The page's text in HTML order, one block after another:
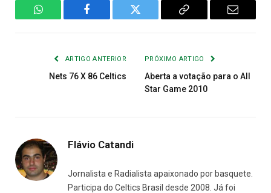
WhatsAppFacebook Twitter
Copiar
E-
ARTIGO ANTERIOR
Nets 76 X 86 Celtics
PRÓXIMO ARTIGO
Aberta a votação para o All
Star Game 2010
Flávio Catandi
Jornalista e Radialista apaixonado por basquete.
Participa do Celtics Brasil desde 2008. Já foi